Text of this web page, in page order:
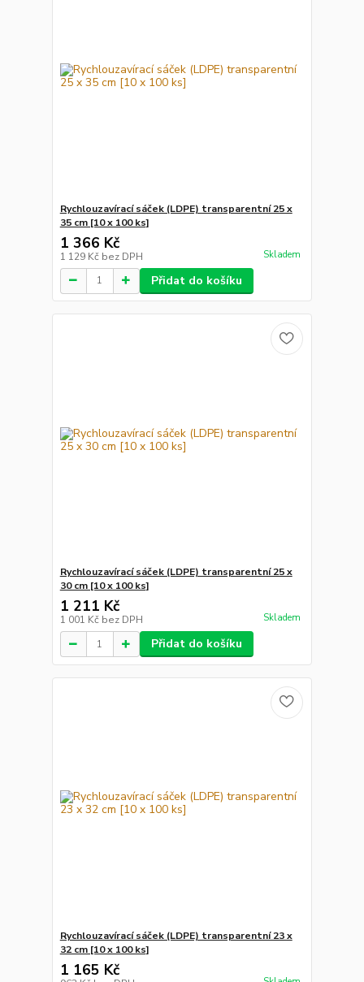
Rychlouzavírací sáček (LDPE) transparentní 25 x
35 cm [10 x 100 ks]
1 366 Kč
1 129 Kč bez DPH Skladem
Přidat do košíku
Rychlouzavírací sáček (LDPE) transparentní 25 x
30 cm [10 x 100 ks]
1 211 Kč
1 001 Kč bez DPH Skladem
Přidat do košíku
Rychlouzavírací sáček (LDPE) transparentní 23 x
32 cm [10 x 100 ks]
1 165 Kč